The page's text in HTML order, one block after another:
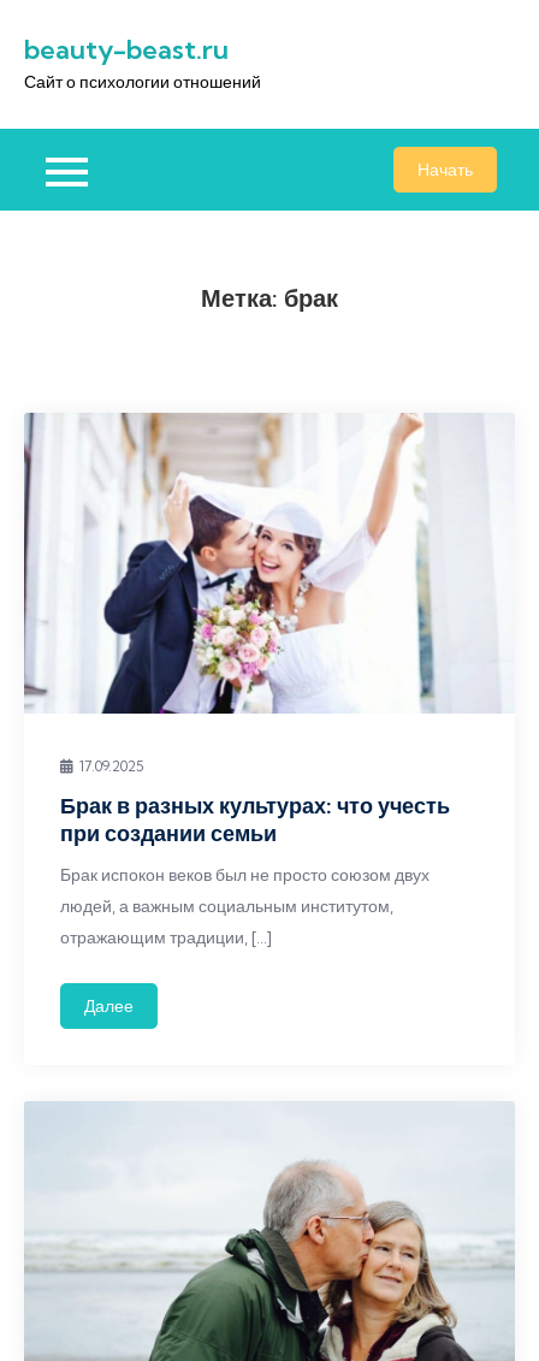
содержимому
beauty-beast.ru
Сайт о психологии отношений
Начать
Метка: брак
17.09.2025
Брак в разных культурах: что учесть
при создании семьи
Брак испокон веков был не просто союзом двух
людей, а важным социальным институтом,
отражающим традиции, […]
Далее